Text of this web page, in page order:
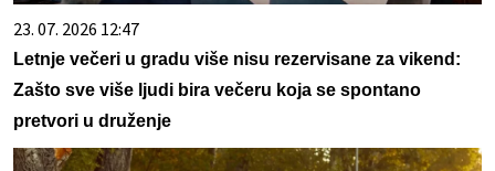
23. 07. 2026 12:47
Letnje večeri u gradu više nisu rezervisane za vikend:
Zašto sve više ljudi bira večeru koja se spontano
pretvori u druženje